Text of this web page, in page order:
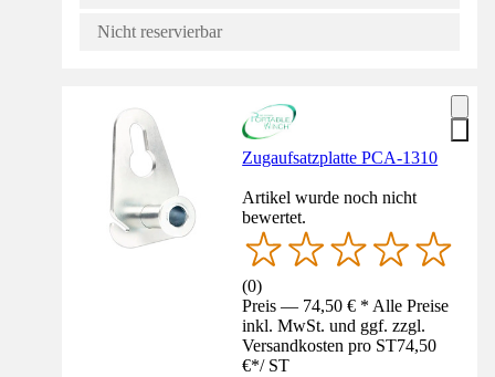
Nicht reservierbar
Zugaufsatzplatte PCA-1310
Artikel wurde noch nicht
bewertet.
(0)
Preis — 74,50 € * Alle Preise
inkl. MwSt. und ggf. zzgl.
Versandkosten pro ST74,50
€*/ ST